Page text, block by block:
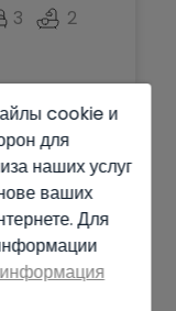
3 2
cookie и
для
наших услуг
ваших
Для